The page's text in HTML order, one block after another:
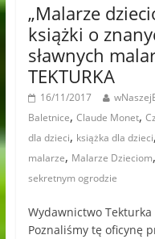
„Malarze
książki o
sławnych
TEKTURKA
16/11/2017
Baletnice, Claude Monet,
dla dzieci, książka dla dzieci,
malarze, Malarze Dzieciom,
sekretnym ogrodzie
Wydawnictwo
Poznaliśmy tę oficynę